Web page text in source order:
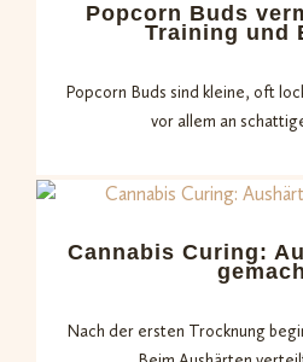
Popcorn Buds
Training und
Popcorn Buds sind kleine, oft
vor allem an
Cannabis Curing:
Nach der ersten Trocknung